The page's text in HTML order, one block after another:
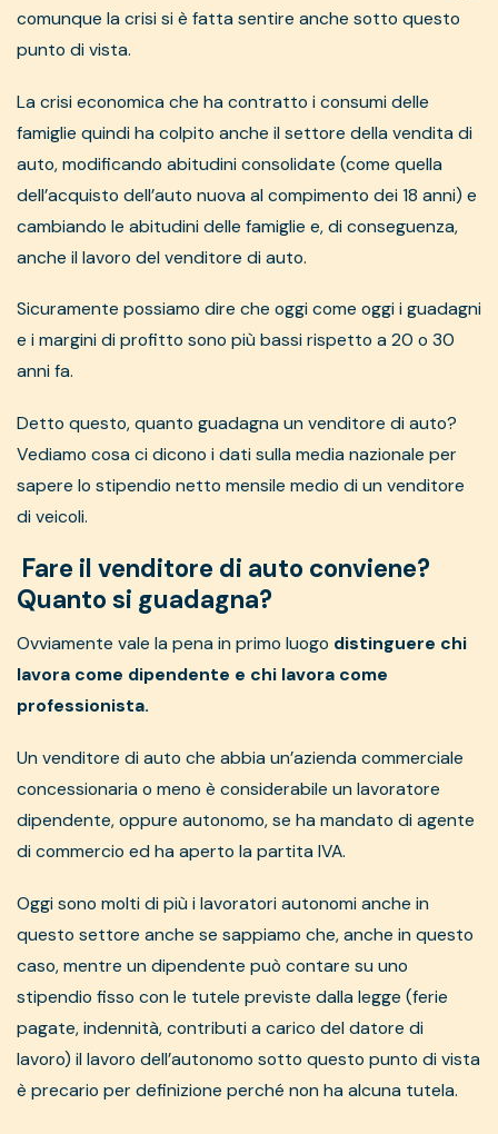
comunque la crisi si è fatta sentire anche sotto questo
punto di vista.
La crisi economica che ha contratto i consumi delle
famiglie quindi ha colpito anche il settore della vendita di
auto, modificando abitudini consolidate (come quella
dell’acquisto dell’auto nuova al compimento dei 18 anni) e
cambiando le abitudini delle famiglie e, di conseguenza,
anche il lavoro del venditore di auto.
Sicuramente possiamo dire che oggi come oggi i guadagni
e i margini di profitto sono più bassi rispetto a 20 o 30
anni fa.
Detto questo, quanto guadagna un venditore di auto?
Vediamo cosa ci dicono i dati sulla media nazionale per
sapere lo stipendio netto mensile medio di un venditore
di veicoli.
Fare il venditore di auto conviene?
Quanto si guadagna?
Ovviamente vale la pena in primo luogo distinguere chi
lavora come dipendente e chi lavora come
professionista.
Un venditore di auto che abbia un’azienda commerciale
concessionaria o meno è considerabile un lavoratore
dipendente, oppure autonomo, se ha mandato di agente
di commercio ed ha aperto la partita IVA.
Oggi sono molti di più i lavoratori autonomi anche in
questo settore anche se sappiamo che, anche in questo
caso, mentre un dipendente può contare su uno
stipendio fisso con le tutele previste dalla legge (ferie
pagate, indennità, contributi a carico del datore di
lavoro) il lavoro dell’autonomo sotto questo punto di vista
è precario per definizione perché non ha alcuna tutela.